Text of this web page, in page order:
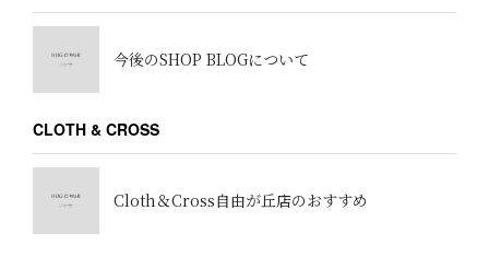
今後のSHOP BLOGについて
CLOTH & CROSS
Cloth＆Cross自由が丘店のおすすめ